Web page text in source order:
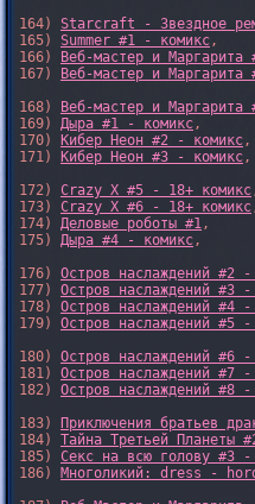
164) Starcraft - Звездное
165) Summer #1 - комикс,
166)
Веб-мастер и
167)
Веб-мастер и
168)
Веб-мастер и
169) Дыра #1 - комикс,
170)
Кибер Неон #2 - комикс,
171)
Кибер Неон #3 - комикс,
172) Crazy X #5 - 18+ комикс
173) Crazy X #6 - 18+ комикс
174) Деловые роботы #1,
175) Дыра #4 - комикс,
176) Остров наслаждений #2 -
177) Остров наслаждений #3 -
178) Остров наслаждений #4 -
179) Остров наслаждений #5 -
180) Остров наслаждений #6 -
181) Остров наслаждений #7 -
182) Остров наслаждений #8 -
183)
Приключения братьев
184) Тайна Третьей Планеты
185) Секс на всю голову #3 -
186) Многоликий: dress -